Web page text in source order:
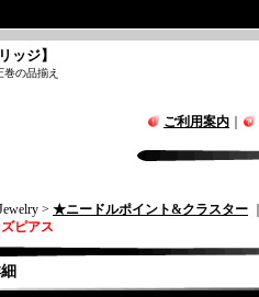
ッジ】
の品揃え
ご利用案内
> ★ニードルポイント&クラスター
ピアス